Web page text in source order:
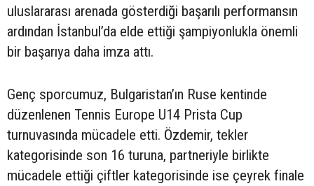
uluslararası arenada gösterdiği başarılı performansın
ardından İstanbul’da elde ettiği şampiyonlukla önemli
bir başarıya daha imza attı.
Genç sporcumuz, Bulgaristan’ın Ruse kentinde
düzenlenen Tennis Europe U14 Prista Cup
turnuvasında mücadele etti. Özdemir, tekler
kategorisinde son 16 turuna, partneriyle birlikte
mücadele ettiği çiftler kategorisinde ise çeyrek finale